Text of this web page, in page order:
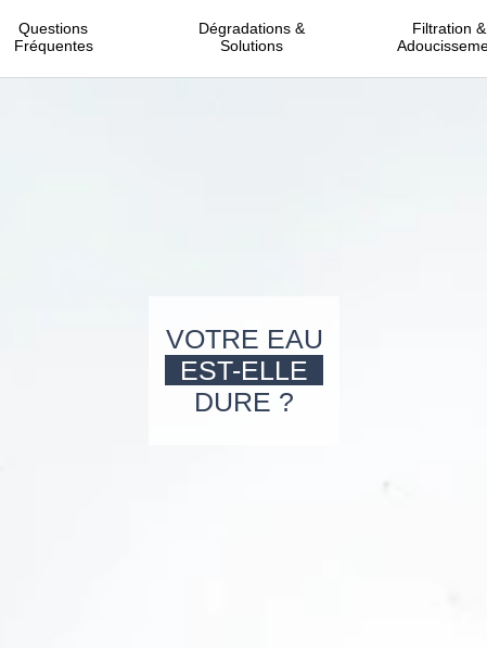
Questions
Fréquentes
Dégradations &
Solutions
Filtration &
VOTRE EAU
EST-ELLE
DURE ?